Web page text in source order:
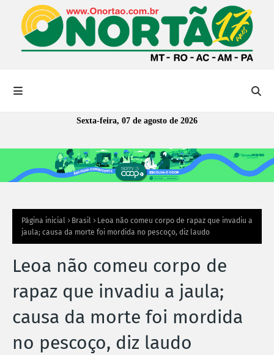
Sexta-feira, 07 de agosto de 2026
Página inicial Brasil
Leoa não comeu corpo de rapaz que invadiu a
jaula; causa da morte foi mordida no pescoço, diz laudo
Leoa não comeu corpo de
rapaz que invadiu a jaula;
causa da morte foi mordida
no pescoço, diz laudo